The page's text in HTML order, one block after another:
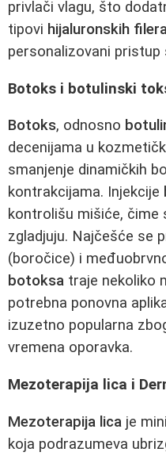
privlači vlagu, što
tipovi hijaluronskih
personalizovani pristup
Botoks i botulinski
Botoks, odnosno
decenijama u
smanjenje dinamičkih
kontrakcijama. Injekcije
kontrolišu mišiće, čime
zgladjuju. Najčešće se
(boročice) i
botoksa traje nekoliko
potrebna ponovna
izuzetno popularna
vremena oporavka.
Mezoterapija lica i
Mezoterapija lica je
koja podrazumeva